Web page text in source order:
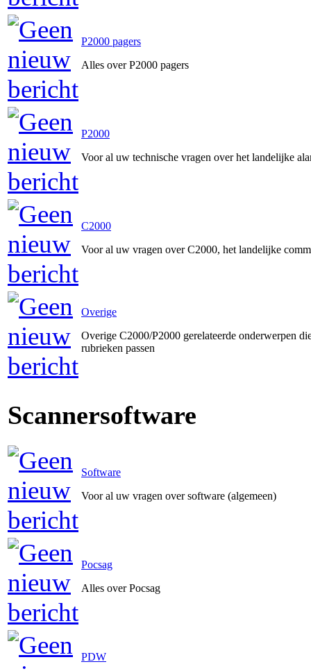
P2000 pagers
Alles over P2000 pagers
P2000
Voor al uw technische vragen over het landelijke
C2000
Voor al uw vragen over C2000, het landelijke
Overige
Overige C2000/P2000 gerelateerde onderwerpen
rubrieken passen
Scannersoftware
Software
Voor al uw vragen over software (algemeen)
Pocsag
Alles over Pocsag
PDW